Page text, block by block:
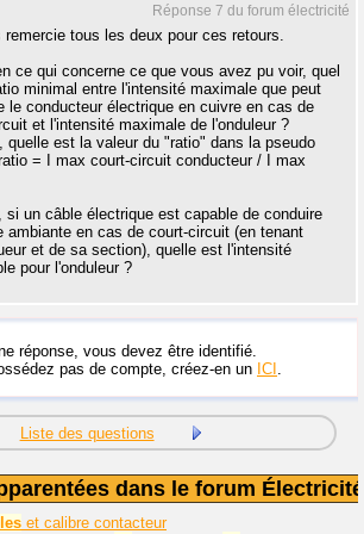
Réponse 7 du forum électricité
tous les deux pour ces retours.
ce qui concerne ce que vous avez pu voir, quel
minimal entre l'intensité maximale que peut
le conducteur électrique en cuivre en cas de
et l'intensité maximale de l'onduleur ?
quelle est la valeur du "ratio" dans la pseudo
= I max court-circuit conducteur / I max
si un câble électrique est capable de conduire
ambiante en cas de court-circuit (en tenant
et de sa section), quelle est l'intensité
pour l'onduleur ?
réponse, vous devez être identifié.
pas de compte, créez-en un ICI
Liste des questions
dans le forum Électricité
et calibre contacteur